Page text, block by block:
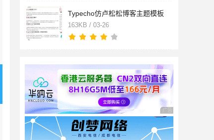
Typecho仿卢松松博客主题模板
163KB / 03-26
广告 商业广告，理性